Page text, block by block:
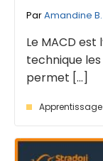
ParAmandine B.
Le MACD est
technique
permet [...]
Apprentissage